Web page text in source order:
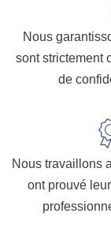
Nous
sont strictement
de
Nous travaillons
ont prouvé